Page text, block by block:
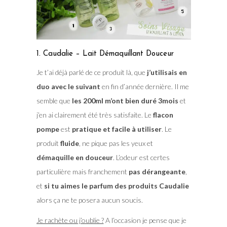
1. Caudalie – Lait Démaquillant Douceur
Je t’ai déjà parlé de ce produit là, que j’utilisais en
duo avec le suivant en fin d’année dernière. Il me
semble que les 200ml m’ont bien duré 3mois et
j’en ai clairement été très satisfaite. Le flacon
pompeest pratique et facile à utiliser. Le
produit fluide, ne pique pas les yeux et
démaquille en douceur. L’odeur est certes
particulière mais franchement pas dérangeante,
et si tu aimes le parfum des produits Caudalie
alors ça ne te posera aucun soucis.
Je rachète ou j’oublie ?A l’occasion je pense que je